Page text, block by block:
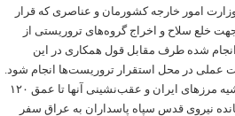
امور خارجه کشورمان و عناصری که قرار
خلع سلاح و اخراج گروه‌های تروریستی از
شده طرف مقابل قول همکاری در این
عملی در محل استقرار تروریست‌ها انجام شود.
خواسته ایران جمع شدن مقرهای تروریست‌ها در حاشیه مرزهای ایران و عقب‌نشینی آنها تا عمق ۱۲۰
نیروی قدس سپاه پاسداران به عراق سفر